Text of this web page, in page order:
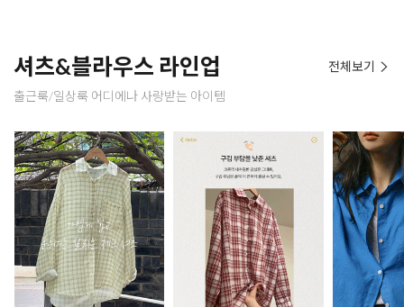
셔츠&블라우스 라인업
출근룩/일상룩 어디에나 사랑받는 아이템
전체보기